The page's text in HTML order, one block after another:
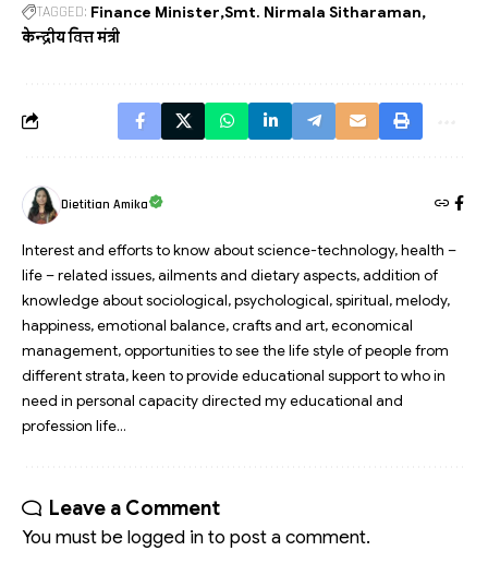
TAGGED: Finance Minister Smt. Nirmala Sitharaman
केन्द्रीय वित्त मंत्री
Dietitian Amika
Interest and efforts to know about science-technology, health –
life – related issues, ailments and dietary aspects, addition of
knowledge about sociological, psychological, spiritual, melody,
happiness, emotional balance, crafts and art, economical
management, opportunities to see the life style of people from
different strata, keen to provide educational support to who in
need in personal capacity directed my educational and
profession life…
Leave a Comment
You must belogged into post a comment.